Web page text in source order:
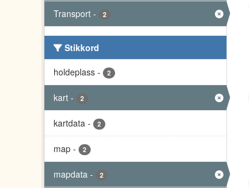
Transport - 2
Stikkord
holdeplass - 2
kart - 2
kartdata - 2
map - 2
mapdata - 2